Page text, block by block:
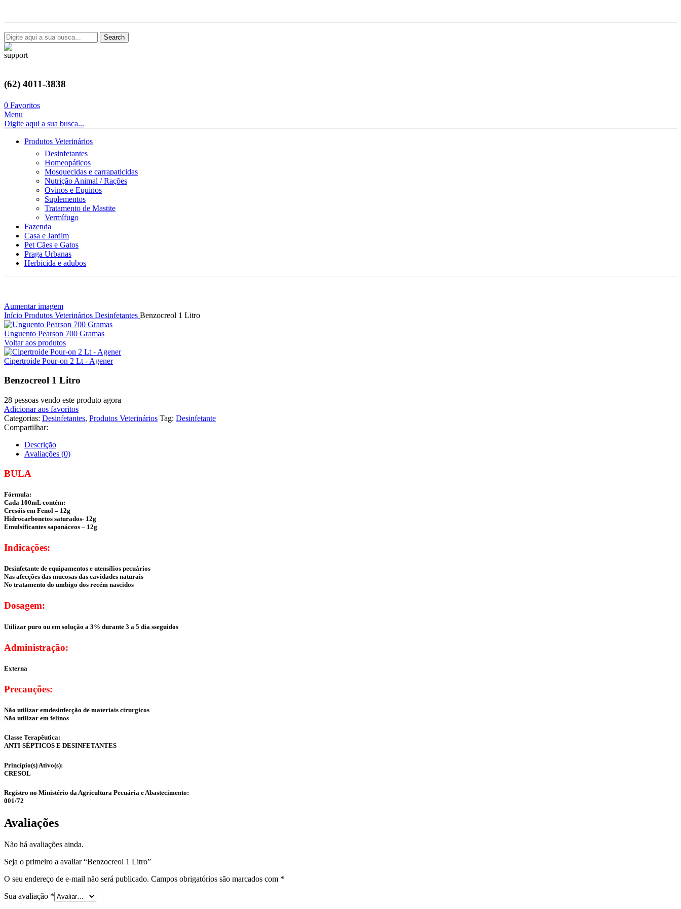
Search
(62) 4011-3838
0 Favoritos
Menu
Digite aqui a sua busca...
Produtos Veterinários
Desinfetantes
Homeopáticos
Mosquecidas e carrapaticidas
Nutrição Animal / Rações
Ovinos e Equinos
Suplementos
Tratamento de Mastite
Vermífugo
Fazenda
Casa e Jardim
Pet Cães e Gatos
Praga Urbanas
Herbicida e adubos
Aumentar imagem
Início Produtos Veterinários Desinfetantes Benzocreol 1 Litro
Unguento Pearson 700 Gramas
Voltar aos produtos
Cipertroide Pour-on 2 Lt - Agener
Benzocreol 1 Litro
28 pessoas vendo este produto agora
Adicionar aos favoritos
Categorias: Desinfetantes, Produtos Veterinários Tag: Desinfetante
Compartilhar:
Descrição
Avaliações (0)
BULA
Fórmula:
Cada 100mL contém:
Cresóis em Fenol – 12g
Hidrocarbonetos saturados- 12g
Emulsificantes saponáceos – 12g
Indicações:
Desinfetante de equipamentos e utensílios pecuários
Nas afecções das mucosas das cavidades naturais
No tratamento do umbigo dos recém nascidos
Dosagem:
Utilizar puro ou em solução a 3% durante 3 a 5 dia sseguidos
Administração:
Externa
Precauções:
Não utilizar emdesinfecção de materiais cirurgicos
Não utilizar em felinos
Classe Terapêutica:
ANTI-SÉPTICOS E DESINFETANTES
Princípio(s) Ativo(s):
CRESOL
Registro no Ministério da Agricultura Pecuária e Abastecimento:
001/72
Avaliações
Não há avaliações ainda.
Seja o primeiro a avaliar “Benzocreol 1 Litro”
O seu endereço de e-mail não será publicado. Campos obrigatórios são marcados com *
Sua avaliação *